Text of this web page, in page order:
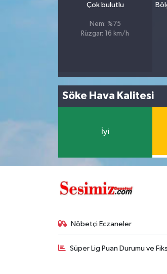
Çok bulutlu
Nem: %75
Rüzgar: 16 km/h
Söke Hava Kalitesi
İyi
Nöbetçi Eczaneler
Süper Lig Puan Durumu ve